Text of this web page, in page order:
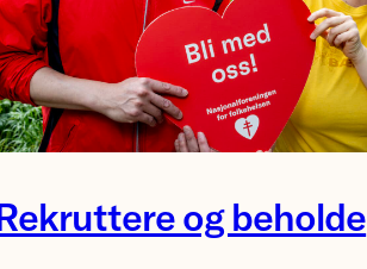
07.06.2026
og beholde